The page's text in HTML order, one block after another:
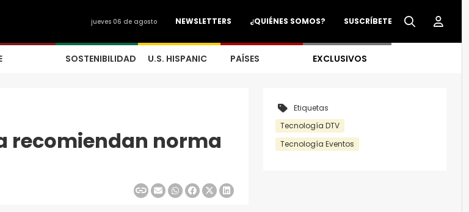
SUSCRÍBETE
¿QUIÉNES SOMOS?
NEWSLETTERS
jueves 06 de agosto
SOSTENIBILIDAD U.S. HISPANIC PAÍSES EXCLUSIVOS
recomiendan norma
Etiquetas
Tecnología DTV
Tecnología Eventos